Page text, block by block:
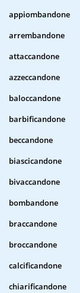
appiombandone
arrembandone
attaccandone
azzeccandone
baloccandone
barbificandone
beccandone
biascicandone
bivaccandone
bombandone
braccandone
broccandone
calcificandone
chiarificandone